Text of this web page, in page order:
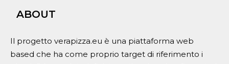
ABOUT
Il progetto verapizza.eu è una piattaforma web
based che ha come proprio target di riferimento i